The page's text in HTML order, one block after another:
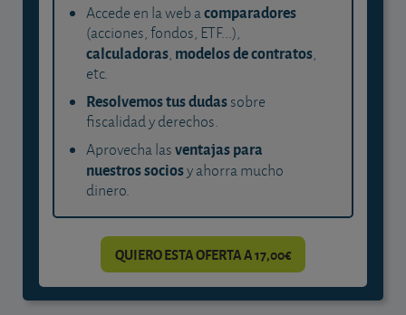
Accede en la web acomparadores
(acciones, fondos, ETF...),
calculadoras, modelos de contratos,
etc.
Resolvemos tus dudassobre
fiscalidad y derechos.
Aprovecha lasventajas para
nuestros sociosy ahorra mucho
dinero.
QUIERO ESTA OFERTA A 17,00€